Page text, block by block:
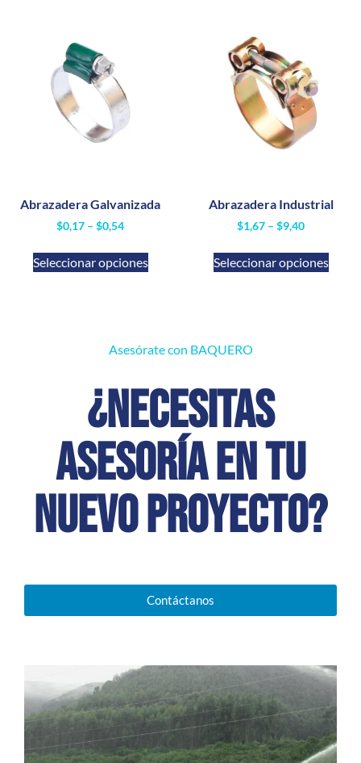
Abrazadera Galvanizada
$0,17 – $0,54
Seleccionar opciones
Abrazadera Industrial
$1,67 – $9,40
Seleccionar opciones
Asesórate con BAQUERO
¿Necesitas
asesoría en tu
nuevo proyecto?
Contáctanos